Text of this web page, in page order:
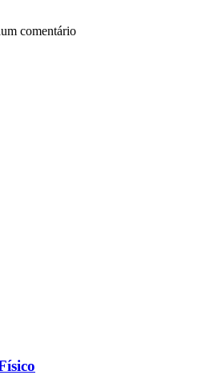
comentário